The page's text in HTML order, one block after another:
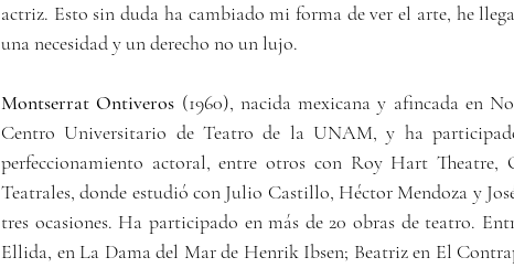
actriz. Esto sin duda ha cambiado mi forma de ver el arte, he
una necesidad y un derecho no un lujo.
Montserrat Ontiveros (1960), nacida mexicana y afincada en
Centro Universitario de Teatro de la UNAM, y ha
perfeccionamiento actoral, entre otros con Roy Hart
Teatrales, donde estudió con Julio Castillo, Héctor Mendoza y
tres ocasiones. Ha participado en más de 20 obras de teatro.
Ellida, en La Dama del Mar de Henrik Ibsen; Beatriz en El